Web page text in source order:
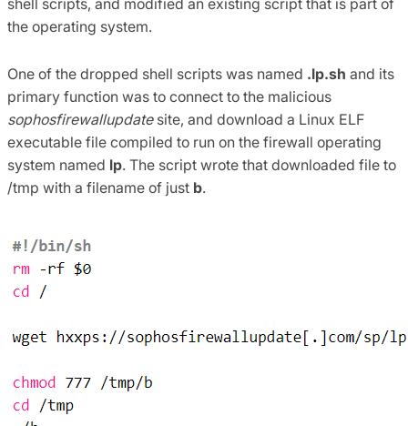
the operating system.
One of the dropped shell scripts was named .lp.sh and its
primary function was to connect to the malicious
sophosfirewallupdatesite, and download a Linux ELF
executable file compiled to run on the firewall operating
system named lp. The script wrote that downloaded file to
/tmp with a filename of just b.